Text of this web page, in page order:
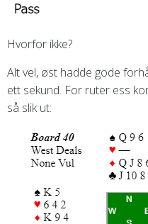
Hvorfor ikke?
Alt vel, øst hadde gode
ett sekund. For ruter ess
så slik ut: